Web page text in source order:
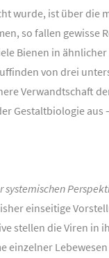
wurde, ist über die
so fallen
Bienen in
von drei
Verwandtschaft
Gestaltbiologie
systemischen
einseitige
stellen die Viren in